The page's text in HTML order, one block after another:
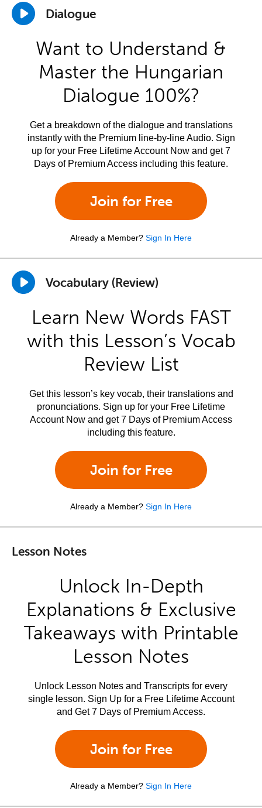
Dialogue
Want to Understand &
Master the Hungarian
Dialogue 100%?
Get a breakdown of the dialogue and translations
instantly with the Premium line-by-line Audio. Sign
up for your Free Lifetime Account Now and get 7
Days of Premium Access including this feature.
Join for Free
Already a Member? Sign In Here
Vocabulary (Review)
Learn New Words FAST
with this Lesson’s Vocab
Review List
Get this lesson’s key vocab, their translations and
pronunciations. Sign up for your Free Lifetime
Account Now and get 7 Days of Premium Access
including this feature.
Join for Free
Already a Member? Sign In Here
Lesson Notes
Unlock In-Depth
Explanations & Exclusive
Takeaways with Printable
Lesson Notes
Unlock Lesson Notes and Transcripts for every
single lesson. Sign Up for a Free Lifetime Account
and Get 7 Days of Premium Access.
Join for Free
Already a Member? Sign In Here